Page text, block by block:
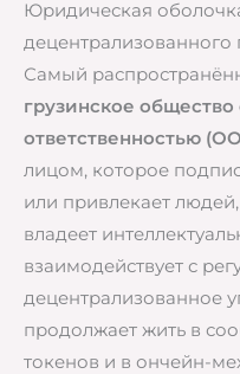
Юридическая
децентрализованного
Самый
грузинское
ответственностью
лицом, которое
или привлекает
владеет
взаимодействует с
децентрализованное
продолжает жить в
токенов и в ончейн-